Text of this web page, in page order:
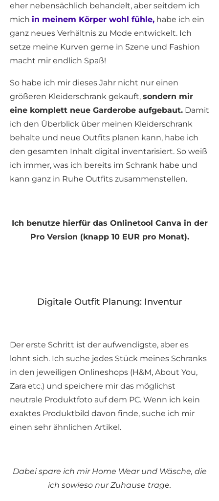
eher nebensächlich behandelt, aber seitdem ich
mich in meinem Körper wohl fühle, habe ich ein
ganz neues Verhältnis zu Mode entwickelt. Ich
setze meine Kurven gerne in Szene und Fashion
macht mir endlich Spaß!
So habe ich mir dieses Jahr nicht nur einen
größeren Kleiderschrank gekauft, sondern mir
eine komplett neue Garderobe aufgebaut. Damit
ich den Überblick über meinen Kleiderschrank
behalte und neue Outfits planen kann, habe ich
den gesamten Inhalt digital inventarisiert. So weiß
ich immer, was ich bereits im Schrank habe und
kann ganz in Ruhe Outfits zusammenstellen.
Ich benutze hierfür das Onlinetool Canva in der
Pro Version (knapp 10 EUR pro Monat).
Digitale Outfit Planung: Inventur
Der erste Schritt ist der aufwendigste, aber es
lohnt sich. Ich suche jedes Stück meines Schranks
in den jeweiligen Onlineshops (H&M, About You,
Zara etc.) und speichere mir das möglichst
neutrale Produktfoto auf dem PC. Wenn ich kein
exaktes Produktbild davon finde, suche ich mir
einen sehr ähnlichen Artikel.
Dabei spare ich mir Home Wear und Wäsche, die
ich sowieso nur Zuhause trage.